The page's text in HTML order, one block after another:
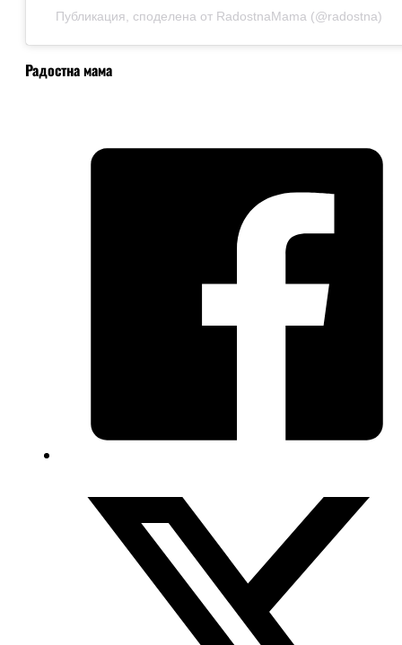
Публикация, споделена от RadostnaMama (@radostna)
Радостна мама